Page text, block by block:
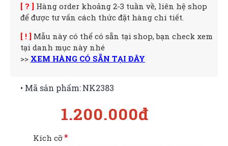
[ ? ] Hàng order khoảng 2-3 tuần về, liên hệ shop
để được tư vấn cách thức đặt hàng chi tiết.
[ ! ] Mẫu này có thể có sẵn tại shop, bạn check xem
tại danh mục này nhé
>> XEM HÀNG CÓ SẴN TẠI ĐÂY
1.200.000đ
• Mã sản phẩm:NK2383
Kích cỡ